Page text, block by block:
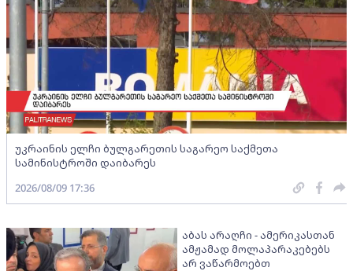
უკრაინის ელჩი ბულგარეთის საგარეო საქმეთა
სამინისტროში დაიბარეს
2026/08/09 17:36
აბას არაღჩი - ამერიკასთან
ამჟამად მოლაპარაკებებს
არ ვაწარმოებთ